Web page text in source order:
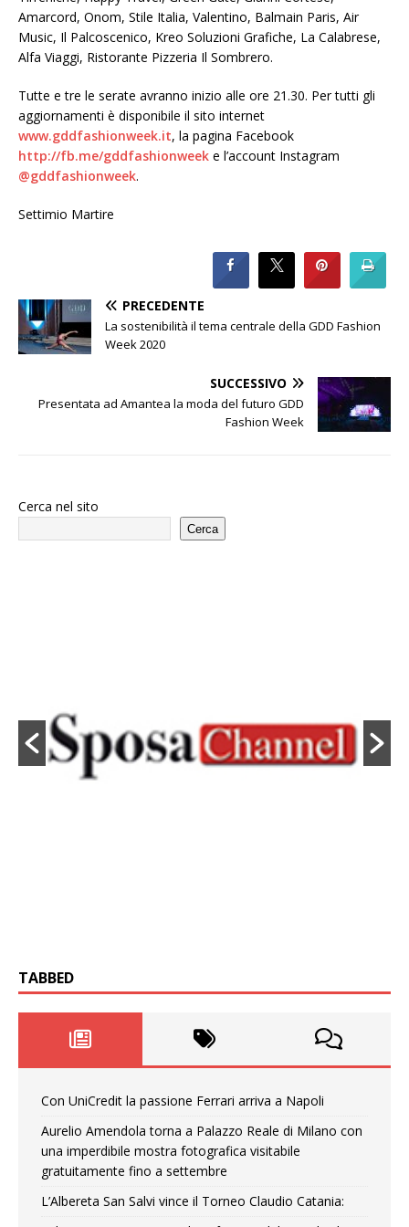
Amarcord, Onom, Stile Italia, Valentino, Balmain Paris, Air
Music, Il Palcoscenico, Kreo Soluzioni Grafiche, La Calabrese,
Alfa Viaggi, Ristorante Pizzeria Il Sombrero.
Tutte e tre le serate avranno inizio alle ore 21.30. Per tutti gli
aggiornamenti è disponibile il sito internet
www.gddfashionweek.it, la pagina Facebook
http://fb.me/gddfashionweek e l’account Instagram
@gddfashionweek.
Settimio Martire
PRECEDENTE
La sostenibilità il tema centrale della GDD Fashion
Week 2020
SUCCESSIVO
Presentata ad Amantea la moda del futuro GDD
Fashion Week
Cerca nel sito
Cerca
TABBED
Con UniCredit la passione Ferrari arriva a Napoli
Aurelio Amendola torna a Palazzo Reale di Milano con
una imperdibile mostra fotografica visitabile
gratuitamente fino a settembre
L’Albereta San Salvi vince il Torneo Claudio Catania: